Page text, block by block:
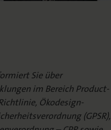
Sie über
im Bereich Product-
Ökodesign-
(GPSR),